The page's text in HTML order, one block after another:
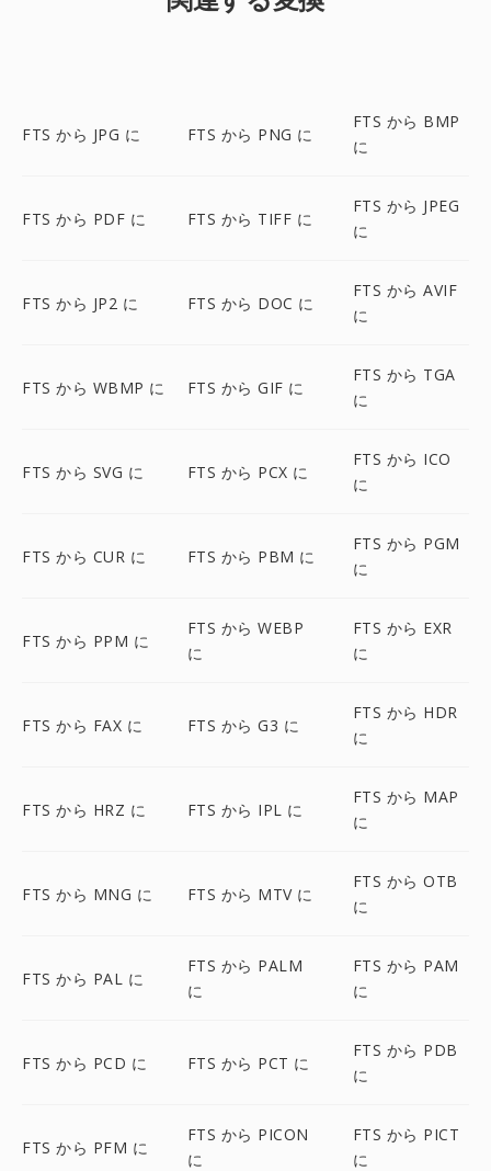
FTS から JPG に FTS から PNG に
FTS から BMP
に
FTS から PDF に FTS から TIFF に
FTS から JPEG
に
FTS から JP2 に FTS から DOC に
FTS から AVIF
に
FTS から WBMP に FTS から GIF に
FTS から TGA
に
FTS から SVG に FTS から PCX に
FTS から ICO
に
FTS から CUR に FTS から PBM に
FTS から PGM
に
FTS から PPM に
FTS から WEBP
に
FTS から EXR
に
FTS から FAX に FTS から G3 に
FTS から HDR
に
FTS から HRZ に FTS から IPL に
FTS から MAP
に
FTS から MNG に FTS から MTV に
FTS から OTB
に
FTS から PAL に
FTS から PALM
に
FTS から PAM
に
FTS から PCD に FTS から PCT に
FTS から PDB
に
FTS から PFM に
FTS から PICON
に
FTS から PICT
に